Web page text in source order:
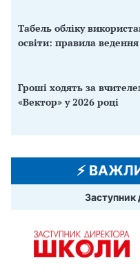
Табель обліку
освіти: правила ведення
Гроші ходять за
«Вектор» у 2026 році
⚡️